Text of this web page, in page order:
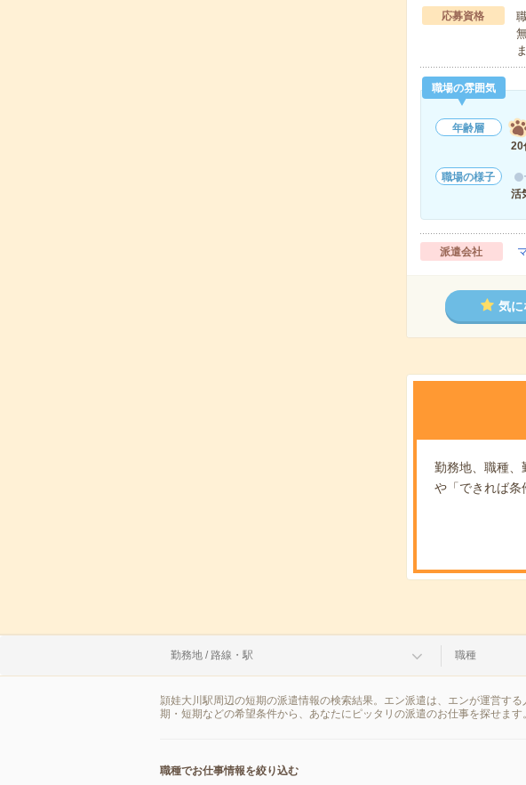
応募資格
職場の雰囲気
年齢層
20
職場の様子
活
派遣会社
気に
勤務地、職種、
や「できれば条
勤務地 / 路線・駅 職種
頴娃大川駅周辺の短期の派遣情報の検索結果。エン派遣は、エンが運営す
期・短期などの希望条件から、あなたにピッタリの派遣のお仕事を探せます。
職種でお仕事情報を絞り込む